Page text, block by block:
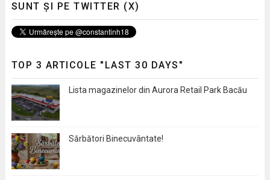
SUNT ȘI PE TWITTER (X)
TOP 3 ARTICOLE "LAST 30 DAYS"
Lista magazinelor din Aurora Retail Park Bacău
Sărbători Binecuvântate!